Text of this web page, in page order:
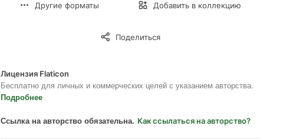
Другие форматы Добавить в коллекцию
Поделиться
Лицензия Flaticon
Бесплатно для личных и коммерческих целей с указанием авторства.
Подробнее
Ссылка на авторство обязательна. Как ссылаться на авторство?